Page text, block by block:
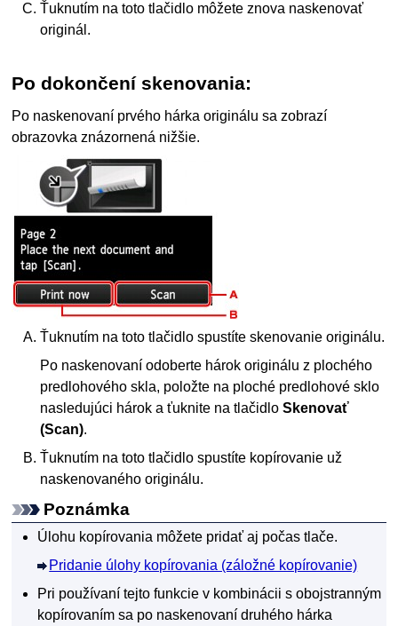
Ťuknutím na toto tlačidlo môžete znova naskenovať
originál.
Po dokončení skenovania:
Po naskenovaní prvého hárka originálu sa zobrazí
obrazovka znázornená nižšie.
Ťuknutím na toto tlačidlo spustíte skenovanie originálu.
Po naskenovaní odoberte hárok originálu z plochého
predlohového skla, položte na ploché predlohové sklo
nasledujúci hárok a ťuknite na tlačidloSkenovať
(Scan).
Ťuknutím na toto tlačidlo spustíte kopírovanie už
naskenovaného originálu.
Poznámka
Úlohu kopírovania môžete pridať aj počas tlače.
Pridanie úlohy kopírovania (záložné kopírovanie)
Pri používaní tejto funkcie v kombinácii s obojstranným
kopírovaním sa po naskenovaní druhého hárka